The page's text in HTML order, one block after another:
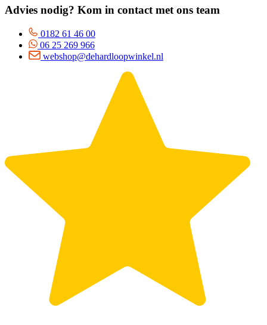
Advies nodig? Kom in contact met ons team
0182 61 46 00
06 25 269 966
webshop@dehardloopwinkel.nl